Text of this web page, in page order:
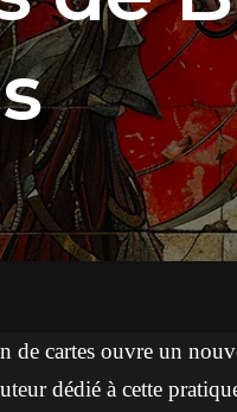
de cartes ouvre un
dédié à cette